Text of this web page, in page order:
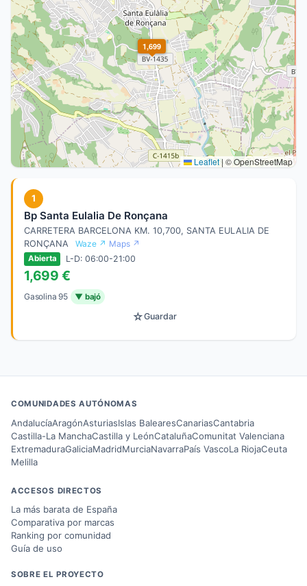
1,699
Leaflet|© OpenStreetMap
1
Bp Santa Eulalia De Ronçana
CARRETERA BARCELONA KM. 10,700, SANTA EULALIA DE
RONÇANA
Waze ↗ Maps ↗
Abierta L-D: 06:00-21:00
1,699 €
Gasolina 95 ▼ bajó
☆Guardar
COMUNIDADES AUTÓNOMAS
AndalucíaAragónAsturiasIslas BalearesCanariasCantabria
Castilla-La ManchaCastilla y LeónCataluñaComunitat Valenciana
ExtremaduraGaliciaMadridMurciaNavarraPaís VascoLa RiojaCeuta
Melilla
ACCESOS DIRECTOS
La más barata de España
Comparativa por marcas
Ranking por comunidad
Guía de uso
SOBRE EL PROYECTO